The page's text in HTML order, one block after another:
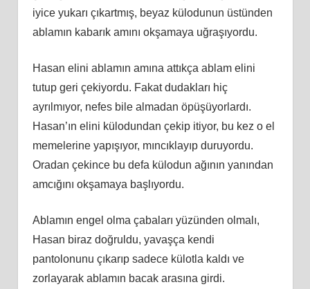
iyice yukarı çıkartmış, beyaz külodunun üstünden
ablamın kabarık amını okşamaya uğraşıyordu.
Hasan elini ablamın amına attıkça ablam elini
tutup geri çekiyordu. Fakat dudakları hiç
ayrılmıyor, nefes bile almadan öpüşüyorlardı.
Hasan’ın elini külodundan çekip itiyor, bu kez o el
memelerine yapışıyor, mıncıklayıp duruyordu.
Oradan çekince bu defa külodun ağının yanından
amcığını okşamaya başlıyordu.
Ablamın engel olma çabaları yüzünden olmalı,
Hasan biraz doğruldu, yavaşça kendi
pantolonunu çıkarıp sadece külotla kaldı ve
zorlayarak ablamın bacak arasına girdi.